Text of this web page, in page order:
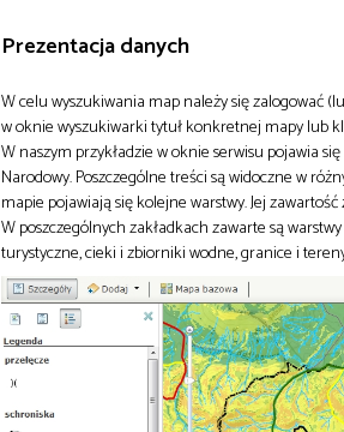
Prezentacja danych
W celu wyszukiwania map należy się zalogować
w oknie wyszukiwarki tytuł konkretnej mapy lub
W naszym przykładzie w oknie serwisu pojawia
Narodowy. Poszczególne treści są widoczne w
mapie pojawiają się kolejne warstwy. Jej
W poszczególnych zakładkach zawarte są
turystyczne, cieki i zbiorniki wodne, granice i